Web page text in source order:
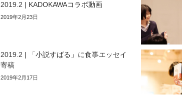
2019.2 | KADOKAWAコラボ動画
2019年2月23日
2019.2 | 「小説すばる」に食事エッセイ
寄稿
2019年2月17日